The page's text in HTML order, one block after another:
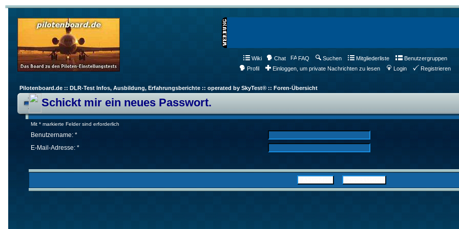
Wiki Chat FAQ Suchen Mitgliederliste
Benutzergruppen
Profil
Einloggen, um private Nachrichten zu lesen Login Registrieren
Pilotenboard.de :: DLR-Test Infos, Ausbildung, Erfahrungsberichte :: operated by SkyTest® :: Foren-Übersicht
Schickt mir ein neues Passwort.
Mit * markierte Felder sind erforderlich
Benutzername: *
E-Mail-Adresse: *